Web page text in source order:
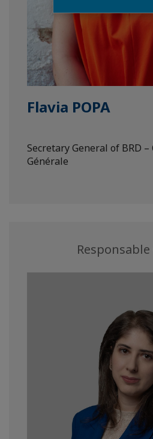
Flavia POPA
Secretary General of BRD –
Générale
Responsable